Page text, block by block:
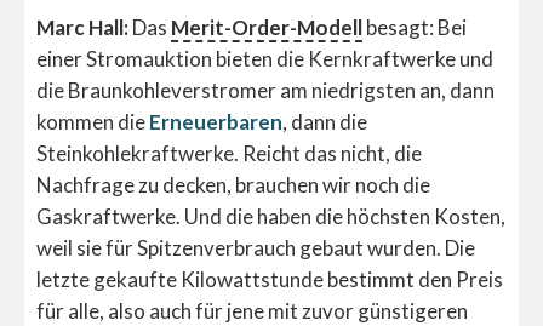
Marc Hall:Das Merit-Order-Modellbesagt: Bei
einer Stromauktion bieten die Kernkraftwerke und
die Braunkohleverstromer am niedrigsten an, dann
kommen dieErneuerbaren, dann die
Steinkohlekraftwerke. Reicht das nicht, die
Nachfrage zu decken, brauchen wir noch die
Gaskraftwerke. Und die haben die höchsten Kosten,
weil sie für Spitzenverbrauch gebaut wurden. Die
letzte gekaufte Kilowattstunde bestimmt den Preis
für alle, also auch für jene mit zuvor günstigeren